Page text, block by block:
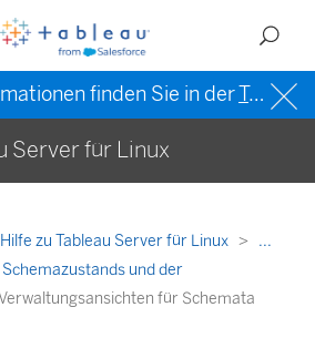
finden Sie in derTableau-Hilfe in englischer Sprache (US)
Server für Linux
Hilfe zu Tableau Server für Linux
...
und der
für Schemata